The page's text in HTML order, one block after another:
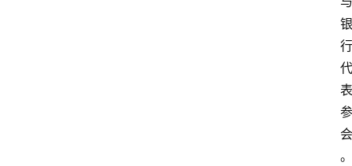
银
行
代
表
参
会
。